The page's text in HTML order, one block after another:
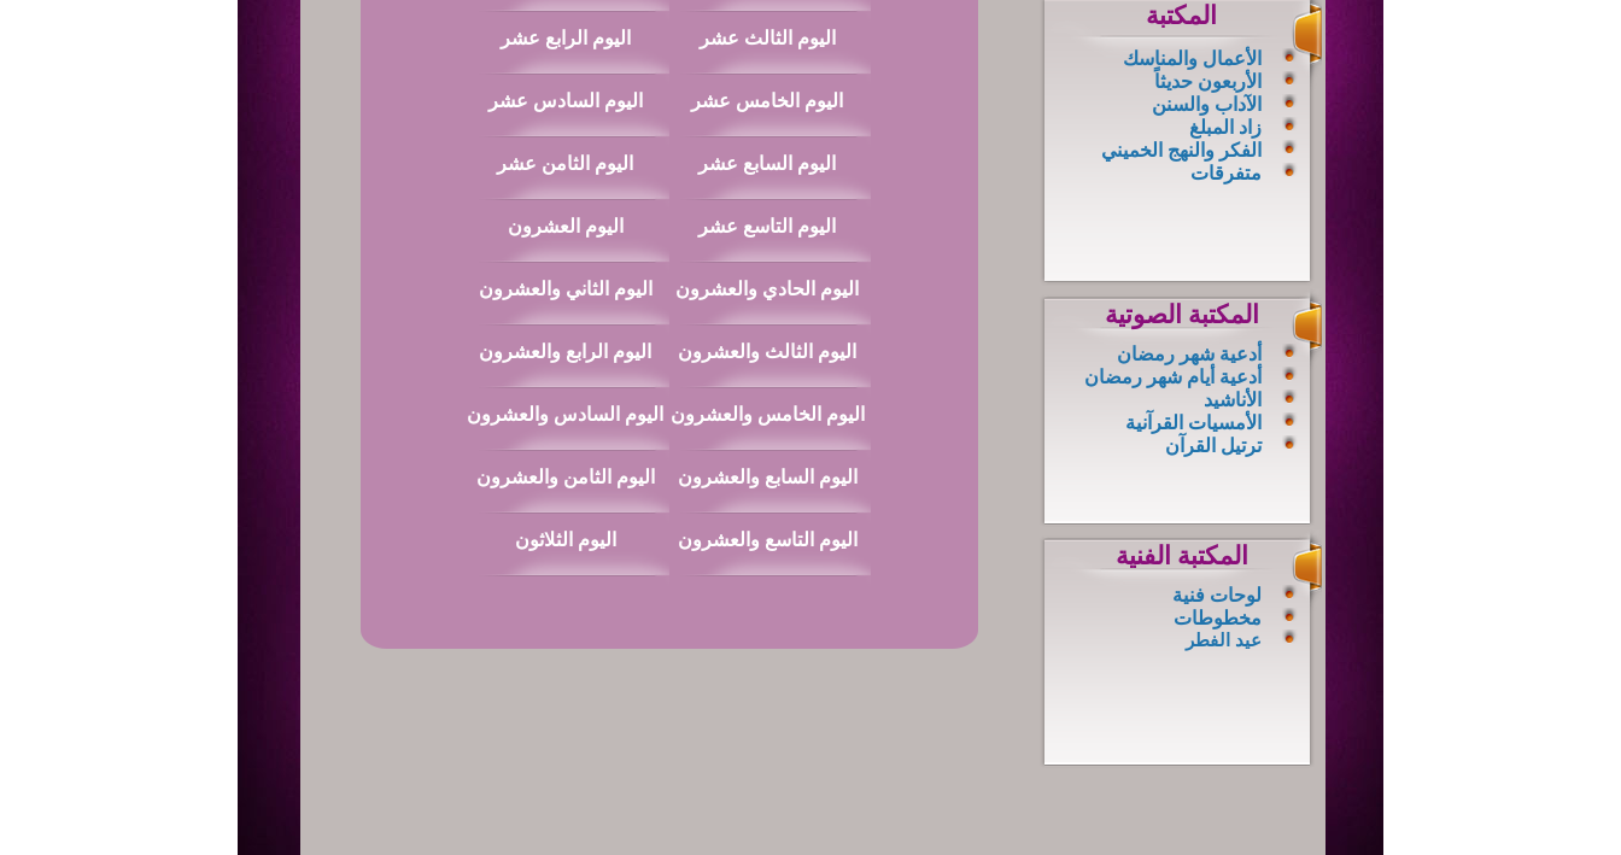
المكتبة
الأعمال والمناسك
الأربعون حديثاً
الآداب والسنن
زاد المبلغ
الفكر والنهج الخميني
متفرقات
المكتبة الصوتية
أدعية شهر رمضان
أدعية أيام شهر رمضان
الأناشيد
الأمسيات القرآنية
ترتيل القرآن
المكتبة الفنية
لوحات فنية
مخطوطات
عيد الفطر
اليوم الثالث عشر اليوم الرابع عشر
اليوم الخامس عشر اليوم السادس عشر
اليوم السابع عشر اليوم الثامن عشر
اليوم التاسع عشر اليوم العشرون
اليوم الحادي والعشرون اليوم الثاني والعشرون
اليوم الثالث والعشرون اليوم الرابع والعشرون
اليوم الخامس والعشرون اليوم السادس والعشرون
اليوم السابع والعشرون اليوم الثامن والعشرون
اليوم التاسع والعشرون اليوم الثلاثون